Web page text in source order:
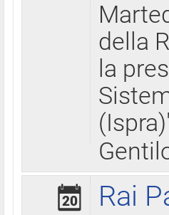
della
la
20
Rai